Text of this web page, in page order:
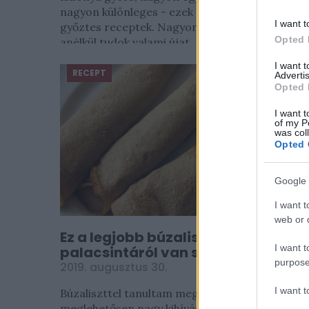
I want
Opted
I want
Opted
I want
of my
was
Opted
Google
I want
web or
I want
I want
nagyon különleges - ezek mostanában a
győztes receptek. Nagyon örülök neki, ha
anélkül tudok valami újat...
RECEPT
Ez a legjobb búzaliszt helyett, ha
palacsintáról van szó
2019. augusztus 30.
Búzaliszttel tanultam meg sütni-főzni, így